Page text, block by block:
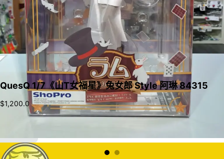
QuesQ 1/7《山T女福星》兔女郎 Style 阿琳 84315
$1,200.0